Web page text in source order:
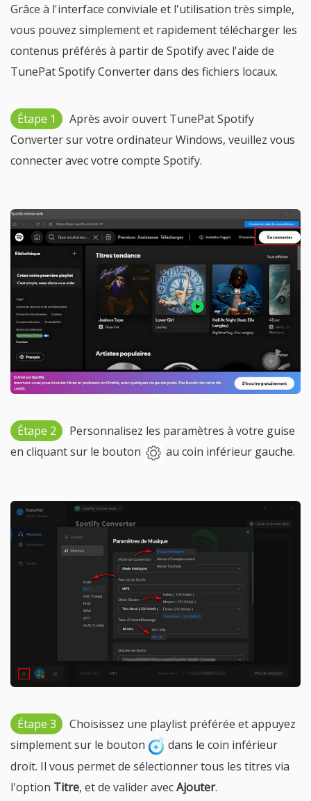
Grâce à l'interface conviviale et l'utilisation très simple,
vous pouvez simplement et rapidement télécharger les
contenus préférés à partir de Spotify avec l'aide de
TunePat Spotify Converter dans des fichiers locaux.
Étape 1
Après avoir ouvert TunePat Spotify
Converter sur votre ordinateur Windows, veuillez vous
connecter avec votre compte Spotify.
Étape 2
Personnalisez les paramètres à votre guise
en cliquant sur le bouton
au coin inférieur gauche.
Étape 3
Choisissez une playlist préférée et appuyez
simplement sur le bouton
dans le coin inférieur
droit. Il vous permet de sélectionner tous les titres via
l'option Titre, et de valider avecAjouter.